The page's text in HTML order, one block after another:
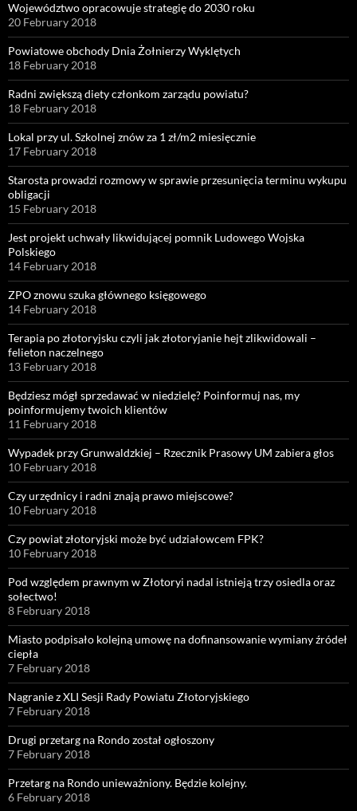
Województwo opracowuje strategię do 2030 roku
20 February 2018
Powiatowe obchody Dnia Żołnierzy Wyklętych
18 February 2018
Radni zwiększą diety członkom zarządu powiatu?
18 February 2018
Lokal przy ul. Szkolnej znów za 1 zł/m2 miesięcznie
17 February 2018
Starosta prowadzi rozmowy w sprawie przesunięcia terminu wykupu
obligacji
15 February 2018
Jest projekt uchwały likwidującej pomnik Ludowego Wojska
Polskiego
14 February 2018
ZPO znowu szuka głównego księgowego
14 February 2018
Terapia po złotoryjsku czyli jak złotoryjanie hejt zlikwidowali –
felieton naczelnego
13 February 2018
Będziesz mógł sprzedawać w niedzielę? Poinformuj nas, my
poinformujemy twoich klientów
11 February 2018
Wypadek przy Grunwaldzkiej – Rzecznik Prasowy UM zabiera głos
10 February 2018
Czy urzędnicy i radni znają prawo miejscowe?
10 February 2018
Czy powiat złotoryjski może być udziałowcem FPK?
10 February 2018
Pod względem prawnym w Złotoryi nadal istnieją trzy osiedla oraz
sołectwo!
8 February 2018
Miasto podpisało kolejną umowę na dofinansowanie wymiany źródeł
ciepła
7 February 2018
Nagranie z XLI Sesji Rady Powiatu Złotoryjskiego
7 February 2018
Drugi przetarg na Rondo został ogłoszony
7 February 2018
Przetarg na Rondo unieważniony. Będzie kolejny.
6 February 2018